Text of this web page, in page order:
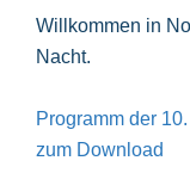
Willkommen in
Nacht.
Programm der
zum Download